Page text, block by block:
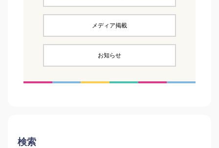
メディア掲載
お知らせ
検索